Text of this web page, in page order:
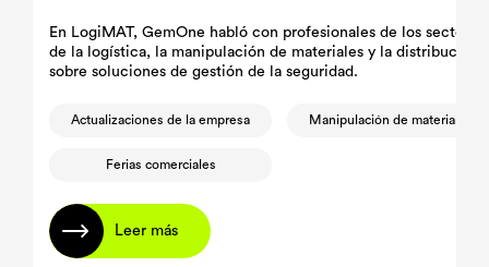
En LogiMAT, GemOne habló con profesionales de los sectores
de la logística, la manipulación de materiales y la distribución
sobre soluciones de gestión de la seguridad.
Actualizaciones de la empresa Manipulación de materiales
Ferias comerciales
Leer más